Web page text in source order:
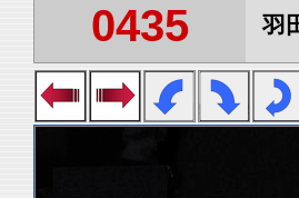
0435 羽